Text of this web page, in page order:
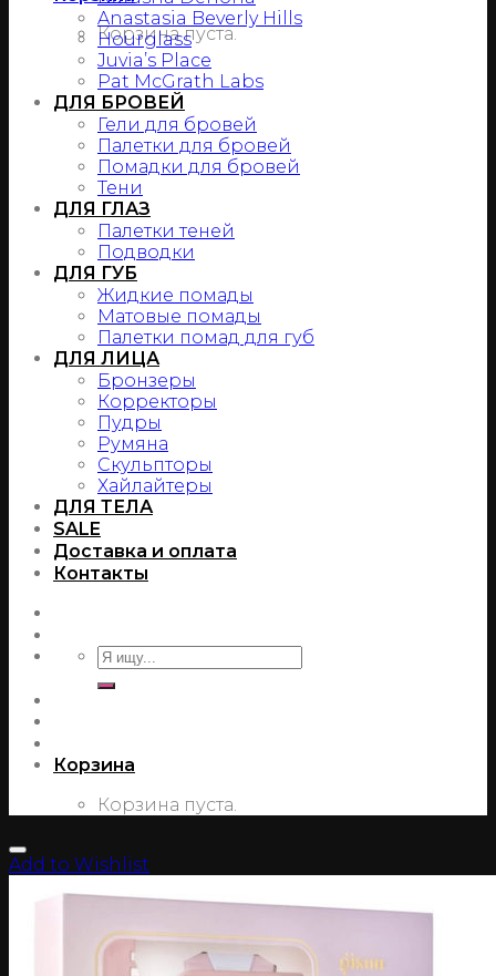
Корзина пуста.
Anastasia Beverly Hills
Hourglass
Juvia’s Place
Pat McGrath Labs
ДЛЯ БРОВЕЙ
Гели для бровей
Палетки для бровей
Помадки для бровей
Тени
ДЛЯ ГЛАЗ
Палетки теней
Подводки
ДЛЯ ГУБ
Жидкие помады
Матовые помады
Палетки помад для губ
ДЛЯ ЛИЦА
Бронзеры
Корректоры
Пудры
Румяна
Скульпторы
Хайлайтеры
ДЛЯ ТЕЛА
SALE
Доставка и оплата
Контакты
Корзина
Корзина пуста.
Add to Wishlist